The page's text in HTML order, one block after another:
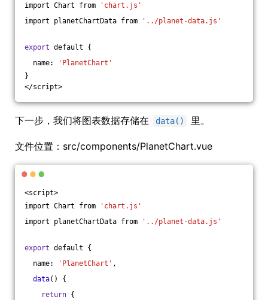
import Chart from
'chart.js'
import planetChartData from
'../planet-data.js'
export default {
name:
'PlanetChart'
}
</script>
下一步，我们将图表数据存储在 data() 里。
文件位置：src/components/PlanetChart.vue
<script>
import Chart from
'chart.js'
import planetChartData from
'../planet-data.js'
export default {
name:
'PlanetChart' ,
data() {
return {